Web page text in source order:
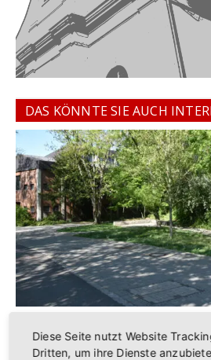
DAS KÖNNTE SIE AUCH
Diese Seite nutzt Website
Dritten, um ihre Dienste